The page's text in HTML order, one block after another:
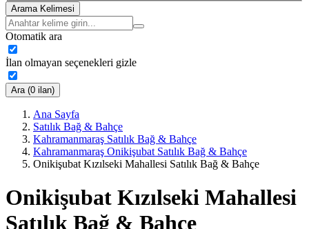
Arama Kelimesi
Otomatik ara
İlan olmayan seçenekleri gizle
Ara (0 ilan)
Ana Sayfa
Satılık Bağ & Bahçe
Kahramanmaraş Satılık Bağ & Bahçe
Kahramanmaraş Onikişubat Satılık Bağ & Bahçe
Onikişubat Kızılseki Mahallesi Satılık Bağ & Bahçe
Onikişubat Kızılseki Mahallesi
Satılık Bağ & Bahçe